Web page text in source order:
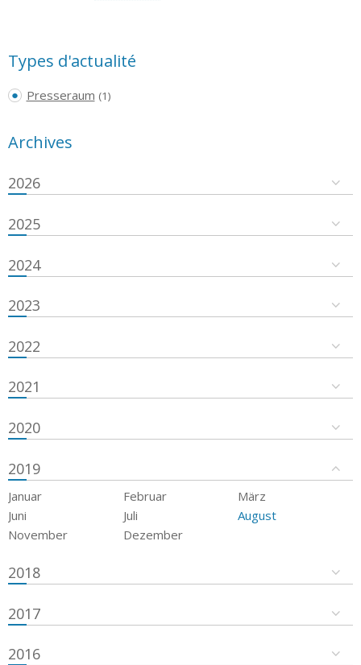
Types d'actualité
Presseraum (1)
Archives
2026
2025
2024
2023
2022
2021
2020
2019
Januar Februar
März
Juni
Juli
August
November
Dezember
2018
2017
2016